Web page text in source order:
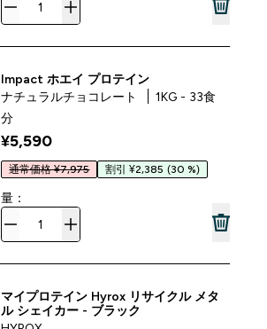
Impact ホエイ プロテイン
ナチュラルチョコレート
1KG - 33食
分
¥5,590‎
通常価格 ¥7,975 割引 ¥2,385 (30 %)
量：
マイプロテイン Hyrox リサイクル メタ
ル シェイカー - ブラック